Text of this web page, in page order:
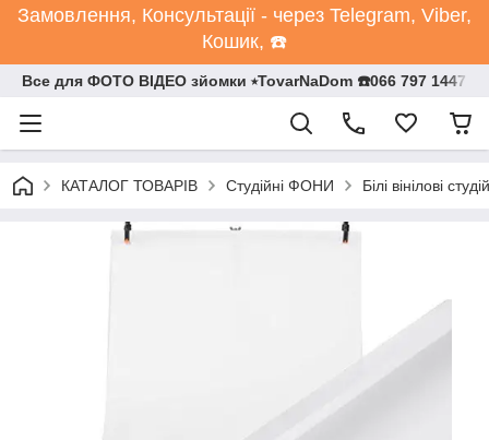
Замовлення, Консультації - через Telegram, Viber,
Кошик, ☎️
Все для ФОТО ВІДЕО зйомки ⭒TovarNaDom ☎️066 797 1447
КАТАЛОГ ТОВАРІВ Студійні ФОНИ Білі вінілові